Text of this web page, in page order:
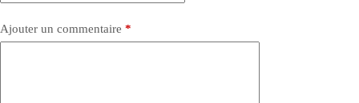
Ajouter un commentaire *